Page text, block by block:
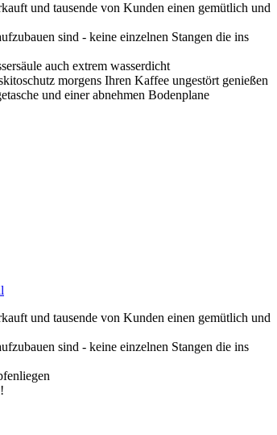
und tausende von Kunden einen gemütlich und
sind - keine einzelnen Stangen die ins
auch extrem wasserdicht
morgens Ihren Kaffee ungestört genießen
und einer abnehmen Bodenplane
und tausende von Kunden einen gemütlich und
sind - keine einzelnen Stangen die ins